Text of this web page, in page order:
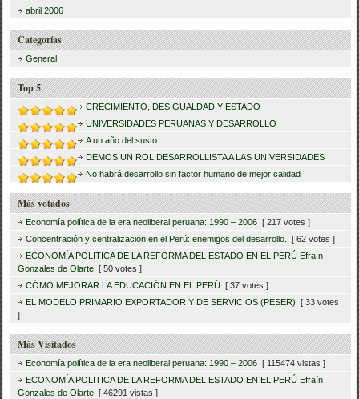
abril 2006
Categorías
General
Top 5
CRECIMIENTO, DESIGUALDAD Y ESTADO
UNIVERSIDADES PERUANAS Y DESARROLLO
A un año del susto
DEMOS UN ROL DESARROLLISTA A LAS UNIVERSIDADES
No habrá desarrollo sin factor humano de mejor calidad
Más votados
Economía política de la era neoliberal peruana: 1990 – 2006 [ 217 votes ]
Concentración y centralización en el Perú: enemigos del desarrollo.
[ 62 votes ]
ECONOMÍA POLITICA DE LA REFORMA DEL ESTADO EN EL PERÚ Efraín
Gonzales de Olarte [ 50 votes ]
CÓMO MEJORAR LA EDUCACIÓN EN EL PERÚ [ 37 votes ]
EL MODELO PRIMARIO EXPORTADOR Y DE SERVICIOS (PESER) [ 33 votes
]
Más Visitados
Economía política de la era neoliberal peruana: 1990 – 2006 [ 115474 vistas ]
ECONOMÍA POLITICA DE LA REFORMA DEL ESTADO EN EL PERÚ Efraín
Gonzales de Olarte [ 46291 vistas ]